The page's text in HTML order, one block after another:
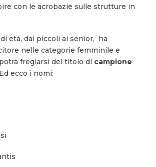
con le acrobazie sulle strutture in
età, dai piccoli ai senior, ha
nelle categorie femminile e
fregiarsi del titolo di campione
ecco i nomi: